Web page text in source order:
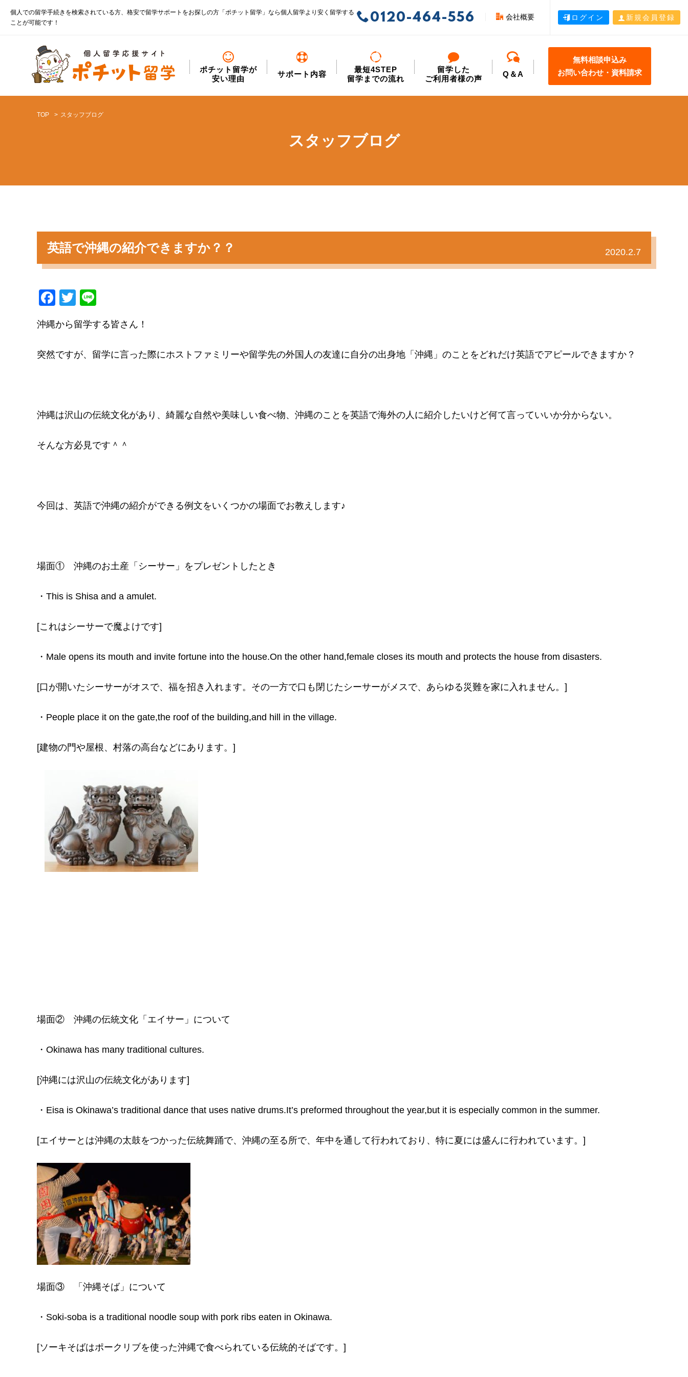
個人での留学手続きを検索されている方、格安で留学サポートをお探しの方「ポチット留学」なら個人留学より安く留学する
ことが可能です！
0120-464-556 会社概要 ログイン 新規会員登録
ポチット留学が
安い理由
サポート内容
最短4STEP
留学までの流れ
留学した
ご利用者様の声
Q＆A
無料相談申込み
お問い合わせ・資料請求
TOP スタッフブログ
スタッフブログ
英語で沖縄の紹介できますか？？ 2020.2.7
F
c
e
b
k
T
tt
er
e
沖縄から留学する皆さん！
突然ですが、留学に言った際にホストファミリーや留学先の外国人の友達に自分の出身地「沖縄」のことをどれだけ英語でアピールできますか？
沖縄は沢山の伝統文化があり、綺麗な自然や美味しい食べ物、沖縄のことを英語で海外の人に紹介したいけど何て言っていいか分からない。
そんな方必見です＾＾
今回は、英語で沖縄の紹介ができる例文をいくつかの場面でお教えします♪
場面① 沖縄のお土産「シーサー」をプレゼントしたとき
・This is Shisa and a amulet.
[これはシーサーで魔よけです]
・Male opens its mouth and invite fortune into the house.On the other hand,female closes its mouth and protects the house from disasters.
[口が開いたシーサーがオスで、福を招き入れます。その一方で口も閉じたシーサーがメスで、あらゆる災難を家に入れません。]
・People place it on the gate,the roof of the building,and hill in the village.
[建物の門や屋根、村落の高台などにあります。]
場面② 沖縄の伝統文化「エイサー」について
・Okinawa has many traditional cultures.
[沖縄には沢山の伝統文化があります]
・Eisa is Okinawa’s traditional dance that uses native drums.It’s preformed throughout the year,but it is especially common in the summer.
[エイサーとは沖縄の太鼓をつかった伝統舞踊で、沖縄の至る所で、年中を通して行われており、特に夏には盛んに行われています。]
場面③ 「沖縄そば」について
・Soki-soba is a traditional noodle soup with pork ribs eaten in Okinawa.
[ソーキそばはポークリブを使った沖縄で食べられている伝統的そばです。]